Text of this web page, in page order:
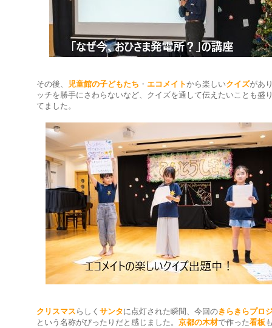
その後、 児童館の子どもたち ・ エコメイトから楽しいクイズがあ
ッチを勝手にさわらないなど、クイズを通して伝えたいことも盛
てました。
クリスマス らしく サンタに点灯された瞬間、今回のきらきらプロ
という名称がぴったりだと感じました。 京都の木材で作った看板